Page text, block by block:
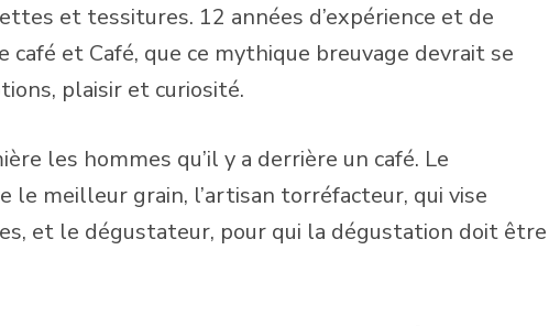
et tessitures. 12 années d’expérience et de
café et Café, que ce mythique breuvage devrait se
plaisir et curiosité.
les hommes qu’il y a derrière un café. Le
le meilleur grain, l’artisan torréfacteur, qui vise
et le dégustateur, pour qui la dégustation doit être